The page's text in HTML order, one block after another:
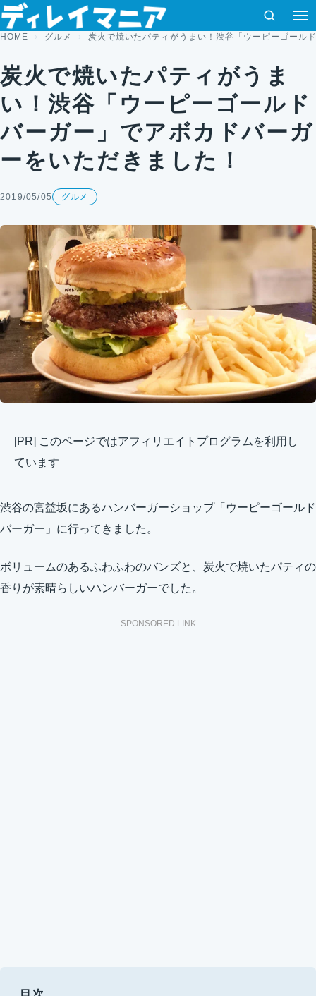
コンテンツへスキップ
検索
HOME グルメ 炭火で焼いたパティがうまい！渋谷「ウーピーゴール
炭火で焼いたパティがうま
い！渋谷「ウーピーゴールド
バーガー」でアボカドバーガ
ーをいただきました！
2019/05/05 グルメ
[PR] このページではアフィリエイトプログラムを利用し
ています
渋谷の宮益坂にあるハンバーガーショップ「ウーピーゴールド
バーガー」に行ってきました。
ボリュームのあるふわふわのバンズと、炭火で焼いたパティの
香りが素晴らしいハンバーガーでした。
SPONSORED LINK